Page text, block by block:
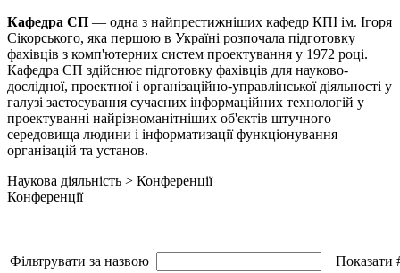
Кафедра СП — одна з найпрестижніших кафедр КПІ ім. Ігоря
Сікорського, яка першою в Україні розпочала підготовку
фахівців з комп'ютерних систем проектування у 1972 році.
Кафедра СП здійснює підготовку фахівців для науково-
дослідної, проектної і організаційно-управлінської діяльності у
галузі застосування сучасних інформаційних технологій у
проектуванні найрізноманітніших об'єктів штучного
середовища людини і інформатизації функціонування
організацій та установ.
Наукова діяльність > Конференції
Конференції
Фільтрувати за назвою
Показати